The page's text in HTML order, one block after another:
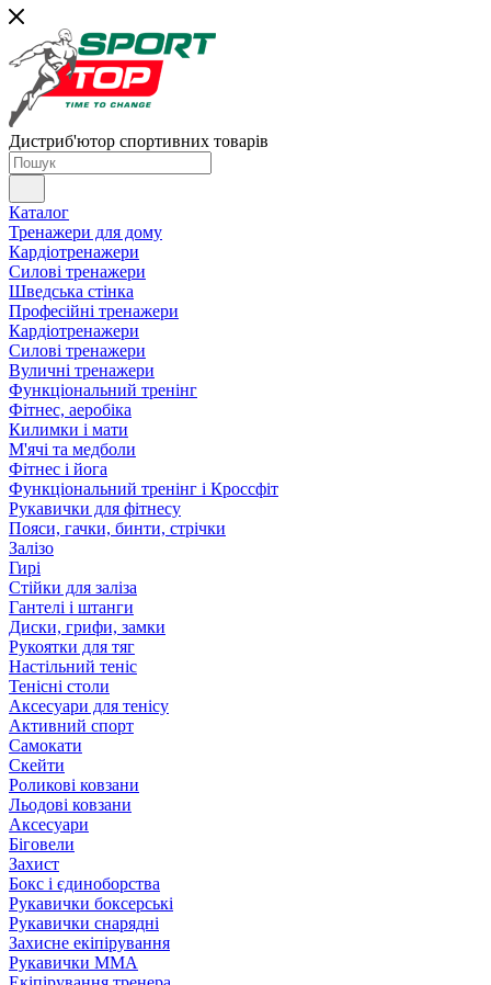
Дистриб'ютор спортивних товарів
Каталог
Тренажери для дому
Кардіотренажери
Силові тренажери
Шведська стінка
Професійні тренажери
Кардіотренажери
Силові тренажери
Вуличні тренажери
Функціональний тренінг
Фітнес, аеробіка
Килимки і мати
М'ячі та медболи
Фітнес і йога
Функціональний тренінг і Кроссфіт
Рукавички для фітнесу
Пояси, гачки, бинти, стрічки
Залізо
Гирі
Стійки для заліза
Гантелі і штанги
Диски, грифи, замки
Рукоятки для тяг
Настільний теніс
Тенісні столи
Аксесуари для тенісу
Активний спорт
Самокати
Скейти
Роликові ковзани
Льодові ковзани
Аксесуари
Біговели
Захист
Бокс і єдиноборства
Рукавички боксерські
Рукавички снарядні
Захисне екіпірування
Рукавички ММА